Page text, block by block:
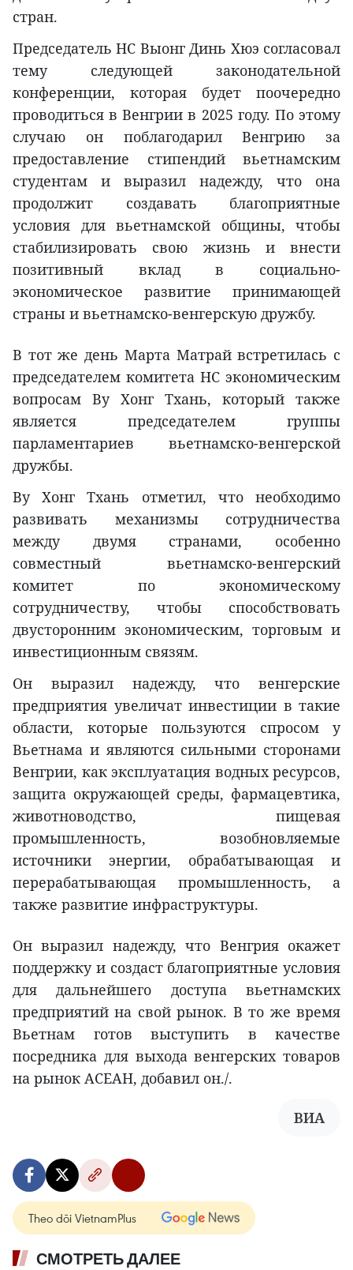
стран.
Председатель НС Выонг Динь Хюэ согласовал
тему следующей законодательной
конференции, которая будет поочередно
проводиться в Венгрии в 2025 году. По этому
случаю он поблагодарил Венгрию за
предоставление стипендий вьетнамским
студентам и выразил надежду, что она
продолжит создавать благоприятные
условия для вьетнамской общины, чтобы
стабилизировать свою жизнь и внести
позитивный вклад в социально-
экономическое развитие принимающей
страны и вьетнамско-венгерскую дружбу.
В тот же день Марта Матрай встретилась с
председателем комитета НС экономическим
вопросам Ву Хонг Тхань, который также
является председателем группы
парламентариев вьетнамско-венгерской
дружбы.
Ву Хонг Тхань отметил, что необходимо
развивать механизмы сотрудничества
между двумя странами, особенно
совместный вьетнамско-венгерский
комитет по экономическому
сотрудничеству, чтобы способствовать
двусторонним экономическим, торговым и
инвестиционным связям.
Он выразил надежду, что венгерские
предприятия увеличат инвестиции в такие
области, которые пользуются спросом у
Вьетнама и являются сильными сторонами
Венгрии, как эксплуатация водных ресурсов,
защита окружающей среды, фармацевтика,
животноводство, пищевая
промышленность, возобновляемые
источники энергии, обрабатывающая и
перерабатывающая промышленность, а
также развитие инфраструктуры.
Он выразил надежду, что Венгрия окажет
поддержку и создаст благоприятные условия
для дальнейшего доступа вьетнамских
предприятий на свой рынок. В то же время
Вьетнам готов выступить в качестве
посредника для выхода венгерских товаров
на рынок АСЕАН, добавил он./.
ВИА
Theo dõi VietnamPlus
СМОТРЕТЬ ДАЛЕЕ